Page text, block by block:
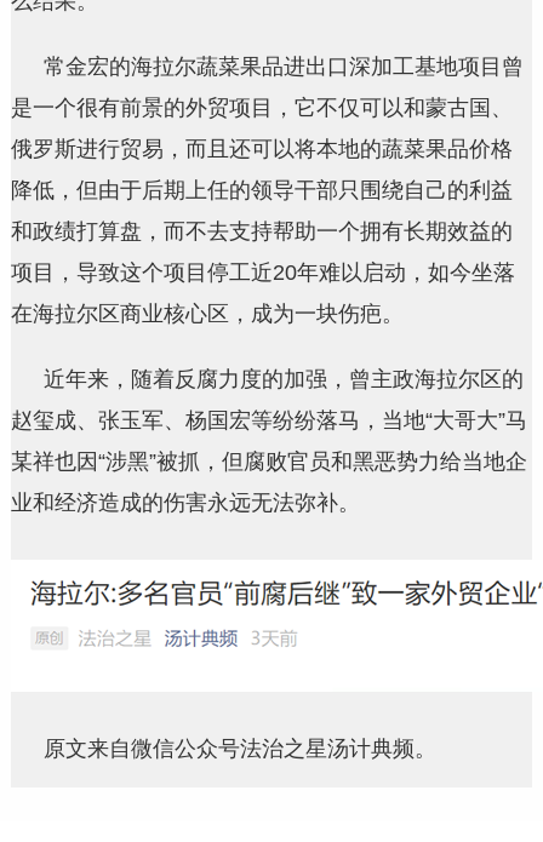
常金宏的海拉尔蔬菜果品进出口深加工基地项目曾
是一个很有前景的外贸项目，它不仅可以和蒙古国、
俄罗斯进行贸易，而且还可以将本地的蔬菜果品价格
降低，但由于后期上任的领导干部只围绕自己的利益
和政绩打算盘，而不去支持帮助一个拥有长期效益的
项目，导致这个项目停工近20年难以启动，如今坐落
在海拉尔区商业核心区，成为一块伤疤。
近年来，随着反腐力度的加强，曾主政海拉尔区的
赵玺成、张玉军、杨国宏等纷纷落马，当地“大哥大”马
某祥也因“涉黑”被抓，但腐败官员和黑恶势力给当地企
业和经济造成的伤害永远无法弥补。
原文来自微信公众号法治之星汤计典频。